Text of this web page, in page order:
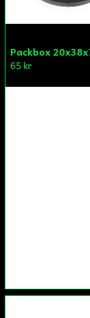
65 kr